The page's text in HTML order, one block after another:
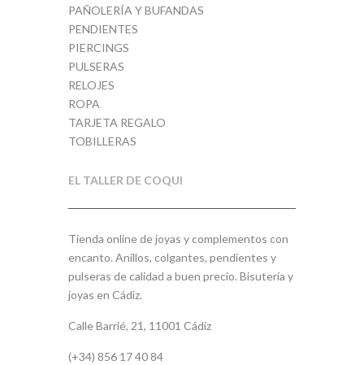
PAÑOLERÍA Y BUFANDAS
PENDIENTES
PIERCINGS
PULSERAS
RELOJES
ROPA
TARJETA REGALO
TOBILLERAS
EL TALLER DE COQUI
Tienda online de joyas y complementos con
encanto. Anillos, colgantes, pendientes y
pulseras de calidad a buen precio. Bisutería y
joyas en Cádiz.
Calle Barrié, 21, 11001 Cádiz
(+34) 856 17 40 84